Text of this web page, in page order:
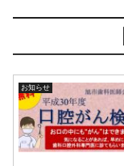
お知らせ